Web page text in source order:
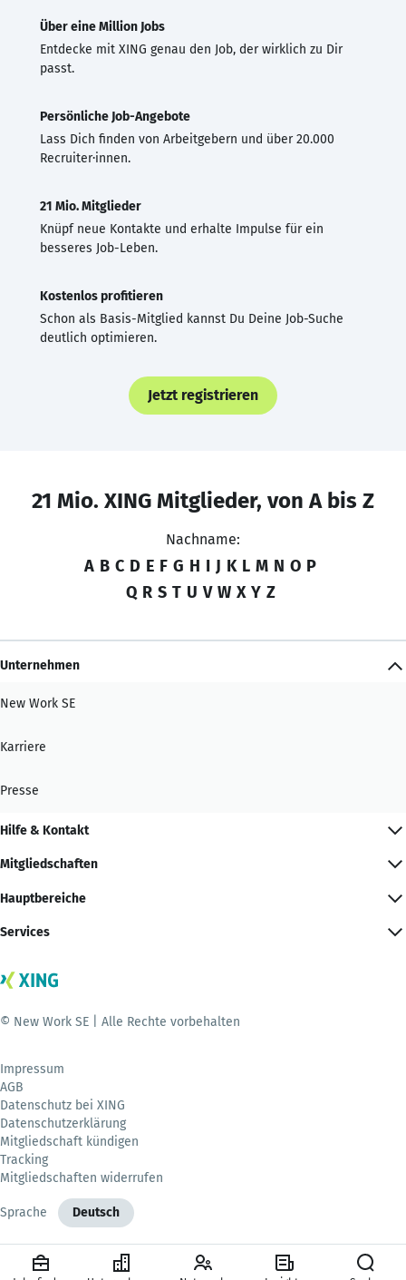
Über eine Million Jobs
Entdecke mit XING genau den Job, der wirklich zu Dir
passt.
Persönliche Job-Angebote
Lass Dich finden von Arbeitgebern und über 20.000
Recruiter·innen.
21 Mio. Mitglieder
Knüpf neue Kontakte und erhalte Impulse für ein
besseres Job-Leben.
Kostenlos profitieren
Schon als Basis-Mitglied kannst Du Deine Job-Suche
deutlich optimieren.
Jetzt registrieren
21 Mio. XING Mitglieder, von A bis Z
Nachname:
A B C D E F G H I J K L M N O P
Q R S T U V W X Y Z
Unternehmen
New Work SE
Karriere
Presse
Hilfe & Kontakt
Mitgliedschaften
Hauptbereiche
Services
© New Work SE | Alle Rechte vorbehalten
Impressum
AGB
Datenschutz bei XING
Datenschutzerklärung
Mitgliedschaft kündigen
Tracking
Mitgliedschaften widerrufen
Sprache Deutsch